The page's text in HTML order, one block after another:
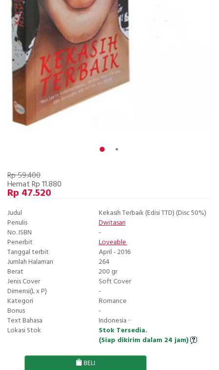
Rp 59.400
Hemat Rp 11.880
Rp 47.520
Judul
Kekasih Terbaik (Edisi TTD) (Disc 50%)
Penulis
Dwitasari
No. ISBN
-
Penerbit
Loveable
Tanggal terbit
April - 2016
Jumlah Halaman
264
Berat
200 gr
Jenis Cover
Soft Cover
Dimensi(L x P)
-
Kategori
Romance
Bonus
-
Text Bahasa
Indonesia ··
Lokasi Stok
Stok Tersedia.
(Siap dikirim dalam 24 jam)
BELI